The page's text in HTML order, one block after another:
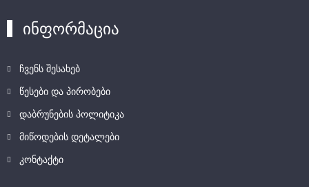
ინფორმაცია
ჩვენს შესახებ
წესები და პირობები
დაბრუნების პოლიტიკა
მიწოდების დეტალები
კონტაქტი